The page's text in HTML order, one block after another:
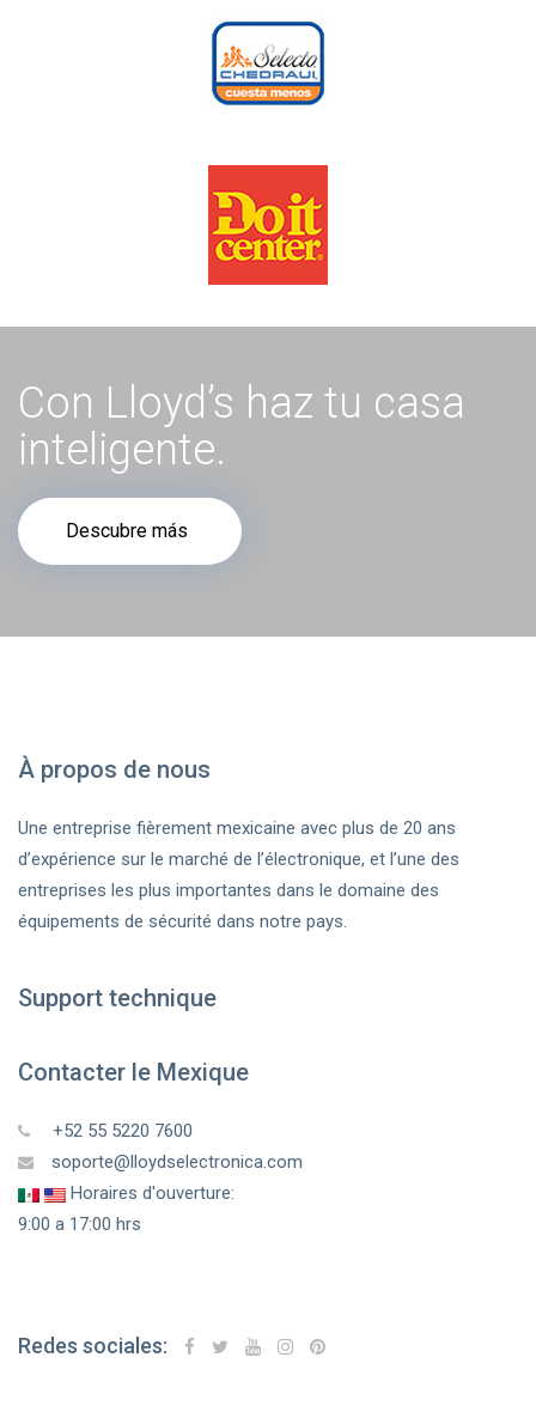
Con Lloyd’s haz tu casa
inteligente.
Descubre más
À propos de nous
Une entreprise fièrement mexicaine avec plus de 20 ans
d’expérience sur le marché de l’électronique, et l’une des
entreprises les plus importantes dans le domaine des
équipements de sécurité dans notre pays.
Support technique
Contacter le Mexique
+52 55 5220 7600
soporte@lloydselectronica.com
Horaires d'ouverture:
9:00 a 17:00 hrs
Redes sociales: